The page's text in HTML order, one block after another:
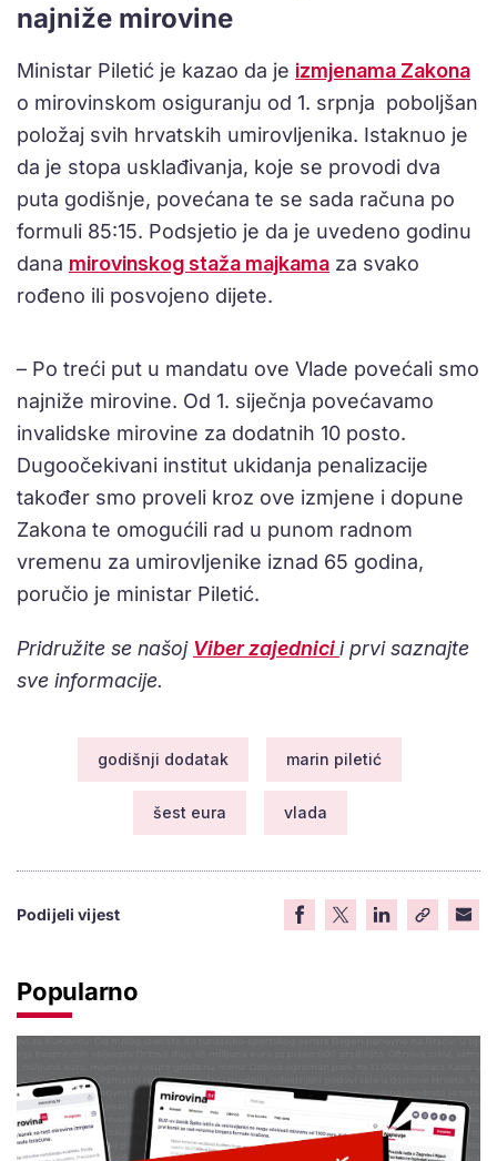
najniže mirovine
Ministar Piletić je kazao da je izmjenama Zakona
o mirovinskom osiguranju od 1. srpnja poboljšan
položaj svih hrvatskih umirovljenika. Istaknuo je
da je stopa usklađivanja, koje se provodi dva
puta godišnje, povećana te se sada računa po
formuli 85:15. Podsjetio je da je uvedeno godinu
dana mirovinskog staža majkama za svako
rođeno ili posvojeno dijete.
– Po treći put u mandatu ove Vlade povećali smo
najniže mirovine. Od 1. siječnja povećavamo
invalidske mirovine za dodatnih 10 posto.
Dugoočekivani institut ukidanja penalizacije
također smo proveli kroz ove izmjene i dopune
Zakona te omogućili rad u punom radnom
vremenu za umirovljenike iznad 65 godina,
poručio je ministar Piletić.
Pridružite se našoj Viber zajednicii prvi saznajte
sve informacije.
godišnji dodatak marin piletić
šest eura vlada
Podijeli vijest
Popularno